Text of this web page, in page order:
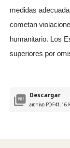
medidas
cometan
humanitario. Los
superiores por
Descargar
archivo PDF41.16